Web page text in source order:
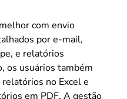
com envio
por e-mail,
e relatórios
os usuários também
no Excel e
em PDF. A gestão